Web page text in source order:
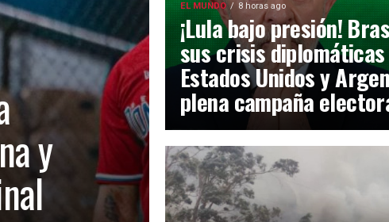
y
EL MUNDO 8 horas ago
¡Lula bajo presión!
sus crisis
Estados Unidos y
plena campaña